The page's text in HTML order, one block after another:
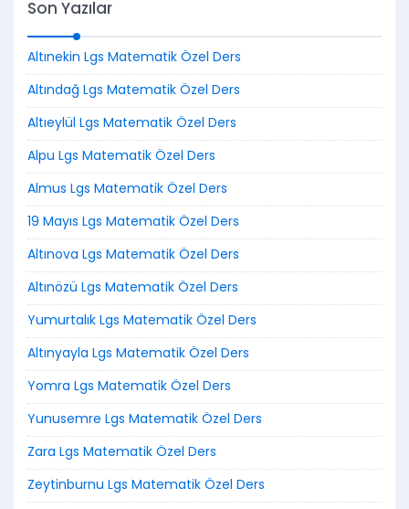
Son Yazılar
Altınekin Lgs Matematik Özel Ders
Altındağ Lgs Matematik Özel Ders
Altıeylül Lgs Matematik Özel Ders
Alpu Lgs Matematik Özel Ders
Almus Lgs Matematik Özel Ders
19 Mayıs Lgs Matematik Özel Ders
Altınova Lgs Matematik Özel Ders
Altınözü Lgs Matematik Özel Ders
Yumurtalık Lgs Matematik Özel Ders
Altınyayla Lgs Matematik Özel Ders
Yomra Lgs Matematik Özel Ders
Yunusemre Lgs Matematik Özel Ders
Zara Lgs Matematik Özel Ders
Zeytinburnu Lgs Matematik Özel Ders